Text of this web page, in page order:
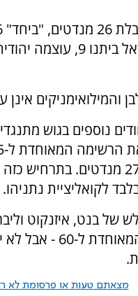
והמילואימניקים
נוספים בגוש
בראש האיחוד, הרשימה תקבל 27
הדמוקרטים יביא
מצאתם טעות או פרסומת לא